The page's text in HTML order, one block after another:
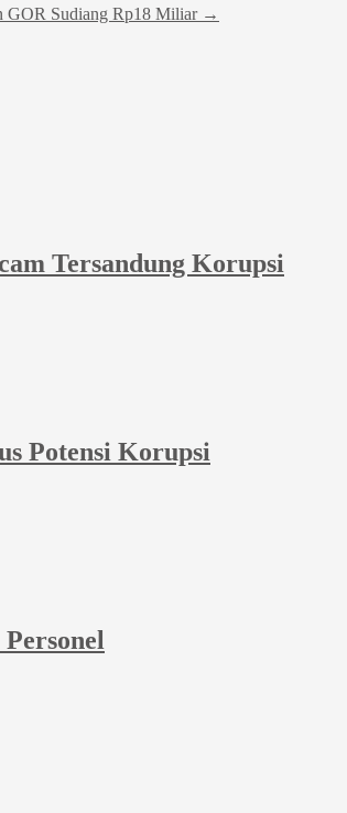
GOR Sudiang Rp18 Miliar →
Tersandung Korupsi
Potensi Korupsi